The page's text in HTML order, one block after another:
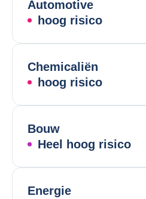
Automotive
hoog risico
Chemicaliën
hoog risico
Bouw
Heel hoog risico
Energie